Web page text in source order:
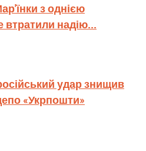
з однією
втратили надію...
удар знищив
«Укрпошти»